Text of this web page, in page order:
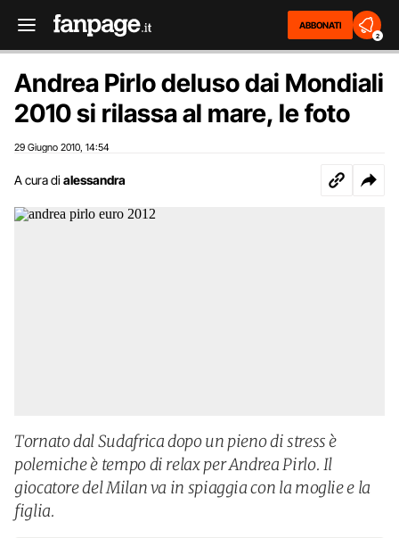
ABBONATI
2
Andrea Pirlo deluso dai Mondiali
2010 si rilassa al mare, le foto
29 Giugno 2010 14:54
A cura di alessandra
Tornato dal Sudafrica dopo un pieno di stress è
polemiche è tempo di relax per Andrea Pirlo. Il
giocatore del Milan va in spiaggia con la moglie e la
figlia.